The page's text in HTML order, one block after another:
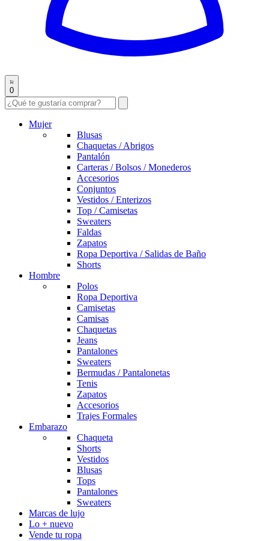
0
Mujer
Blusas
Chaquetas / Abrigos
Pantalón
Carteras / Bolsos / Monederos
Accesorios
Conjuntos
Vestidos / Enterizos
Top / Camisetas
Sweaters
Faldas
Zapatos
Ropa Deportiva / Salidas de Baño
Shorts
Hombre
Polos
Ropa Deportiva
Camisetas
Camisas
Chaquetas
Jeans
Pantalones
Sweaters
Bermudas / Pantalonetas
Tenis
Zapatos
Accesorios
Trajes Formales
Embarazo
Chaqueta
Shorts
Vestidos
Blusas
Tops
Pantalones
Sweaters
Marcas de lujo
Lo + nuevo
Vende tu ropa